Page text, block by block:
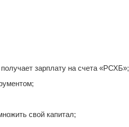
зарплату на счета «РСХБ»;
свой капитал;